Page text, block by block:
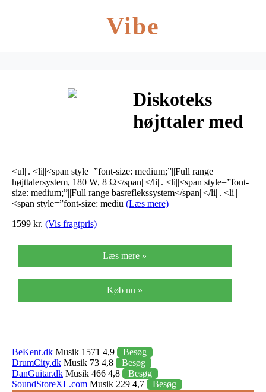
Vibe
Diskoteks
højttaler med
15DMP
<ul||. <li||<span style=”font-size: medium;”||Full range
højttalersystem, 180 W, 8 Ω</span||</li||. <li||<span style=”font-
size: medium;”||Full range basreflekssystem</span||</li||. <li||
<span style=”font-size: mediu (Læs mere)
1599 kr. (Vis fragtpris)
Læs mere »
Køb nu »
BeKent.dk Musik 1571 4,9
Besøg
DrumCity.dk Musik 73 4,8
Besøg
DanGuitar.dk Musik 466 4,8
Besøg
SoundStoreXL.com Musik 229 4,7
Besøg